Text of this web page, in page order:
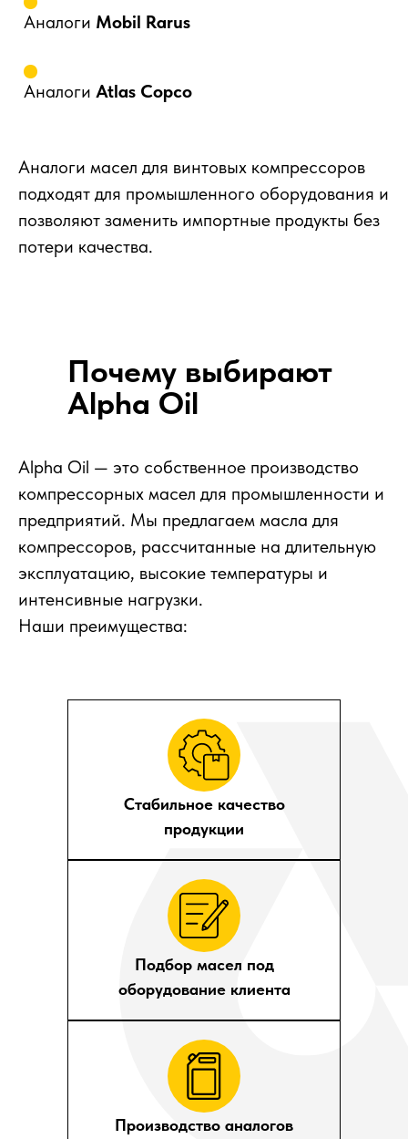
Аналоги Mobil Rarus
Аналоги Atlas Copco
Аналоги масел для винтовых компрессоров
подходят для промышленного оборудования и
позволяют заменить импортные продукты без
потери качества.
Почему выбирают
Alpha Oil
Alpha Oil — это собственное производство
компрессорных масел для промышленности и
предприятий. Мы предлагаем масла для
компрессоров, рассчитанные на длительную
эксплуатацию, высокие температуры и
интенсивные нагрузки.
Наши преимущества:
Стабильное качество
продукции
Подбор масел под
оборудование клиента
Производство аналогов
Нужна помощь
в подборе
масла?